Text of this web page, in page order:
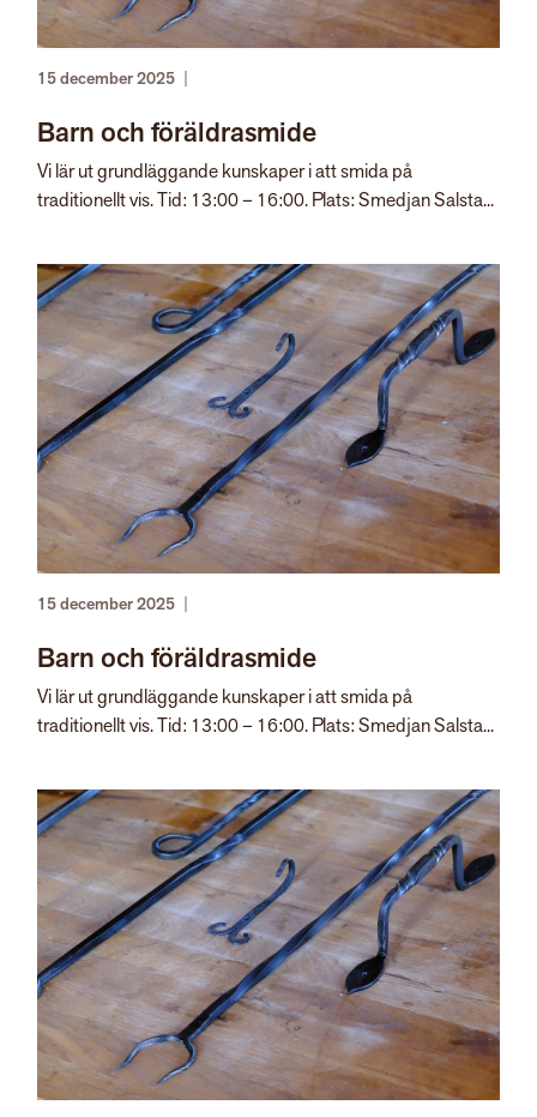
15 december 2025
Barn och föräldrasmide
Vi lär ut grundläggande kunskaper i att smida på
traditionellt vis. Tid: 13:00 – 16:00. Plats: Smedjan Salsta...
15 december 2025
Barn och föräldrasmide
Vi lär ut grundläggande kunskaper i att smida på
traditionellt vis. Tid: 13:00 – 16:00. Plats: Smedjan Salsta...